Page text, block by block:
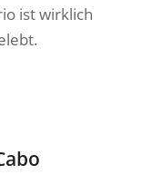
ist wirklich